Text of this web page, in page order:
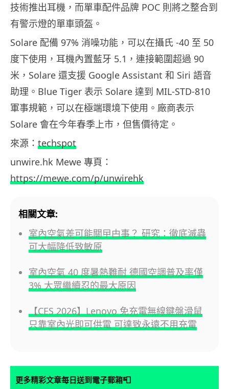
技術推出耳機，而單車配件品牌 POC 則將之整合到
有警示燈的單車頭盔。
Solare 配備 97% 消噪功能，可以在攝氏 -40 至 50
度下使用，耳機內置藍牙 5.1，連接範圍超過 90
米，Solare 還支援 Google Assistant 和 Siri 語音
助理。Blue Tiger 表示 Solare 達到 MIL-STD-810
軍事規範，可以在極端環境下使用。廠商表示
Solare 會在今年春季上市，但售價待定。
來源： techspot
unwire.hk Mewe 專頁：
https://mewe.com/p/unwirehk
相關文章:
室內空氣差可能關曱甴事？ 研究：徹底滅蟲
可大幅降低致敏原
室內空氣 40 度暑熱難耐 德國空調普及率僅
3% 大眾繼續忍的最大原因
【CES 2026】Lenovo 免充電無線鍵盤滑鼠
只靠室內光即可供電 可達致永遠不用充電
更多精彩文章每日送到電子郵箱📮